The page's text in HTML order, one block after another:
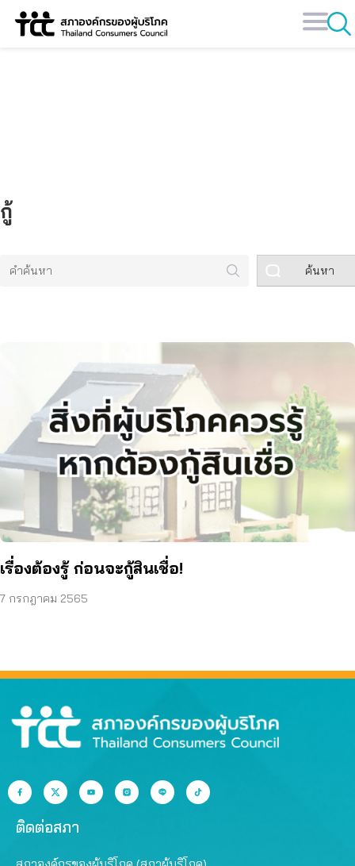
Skip
กู้
ค้นหา
เรื่องต้องรู้ ก่อนจะกู้สินเชื่อ!
7 กรกฎาคม 2565
ติดต่อสภา